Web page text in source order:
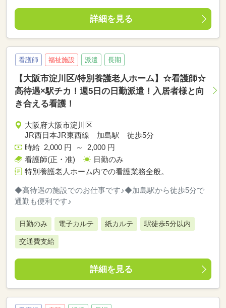
詳細を見る
看護師 福祉施設 派遣 長期
【大阪市淀川区/特別養護老人ホーム】☆看護師☆
高待遇×駅チカ！週5日の日勤派遣！入居者様と向
き合える看護！
大阪府大阪市淀川区
JR西日本JR東西線 加島駅 徒歩5分
時給 2,000 円 ～ 2,000 円
看護師(正・准)
日勤のみ
特別養護老人ホーム内での看護業務全般。
◆高待遇の施設でのお仕事です♪◆加島駅から徒歩5分で
通勤も便利です♪
日勤のみ 電子カルテ 紙カルテ 駅徒歩5分以内
交通費支給
詳細を見る